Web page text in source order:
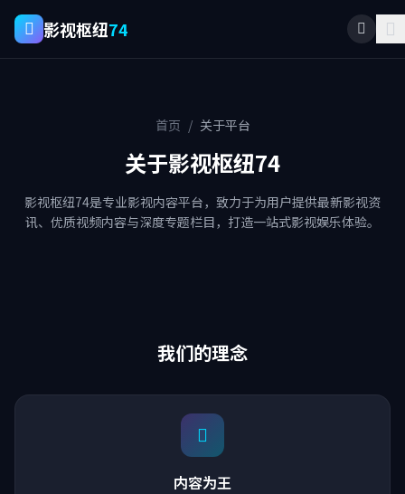
影视枢纽74
首页 / 关于平台
关于影视枢纽74
影视枢纽74是专业影视内容平台，致力于为用户提供最新影视资
讯、优质视频内容与深度专题栏目，打造一站式影视娱乐体验。
我们的理念
内容为王